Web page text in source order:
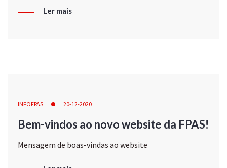
Ler mais
INFOFPAS 20-12-2020
Bem-vindos ao novo website da FPAS!
Mensagem de boas-vindas ao website